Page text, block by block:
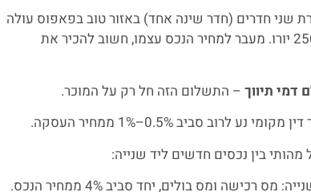
שני חדרים (חדר שינה אחד) באזור טוב בפאפוס עולה
בין 150,000 ל־250,000 יורו. מעבר למחיר הנכס עצמו, חשוב להכיר את
דמי תיווך – התשלום הזה חל רק על המוכר.
נע לרוב סביב 0.5%–1% ממחיר העסקה.
מהותי בין נכסים חדשים ליד שנייה:
מס רכישה ומס בולים, יחד סביב 4% ממחיר הנכס.